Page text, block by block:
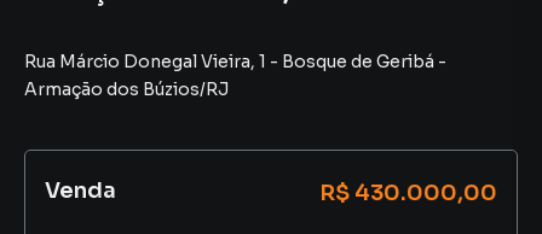
Rua Márcio Donegal Vieira, 1 - Bosque de Geribá -
Armação dos Búzios/RJ
Venda R$ 430.000,00